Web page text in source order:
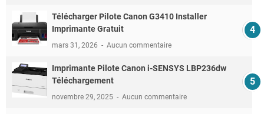
Télécharger Pilote Canon G3410 Installer
Imprimante Gratuit
mars 31, 2026 Aucun commentaire
Imprimante Pilote Canon i-SENSYS LBP236dw
Téléchargement
novembre 29, 2025 Aucun commentaire